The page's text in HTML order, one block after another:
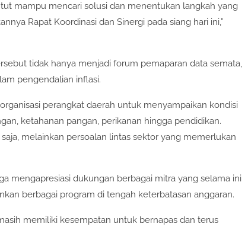
mampu mencari solusi dan menentukan langkah yang
Rapat Koordinasi dan Sinergi pada siang hari ini,”
tidak hanya menjadi forum pemaparan data semata,
pengendalian inflasi.
perangkat daerah untuk menyampaikan kondisi
ketahanan pangan, perikanan hingga pendidikan.
melainkan persoalan lintas sektor yang memerlukan
mengapresiasi dukungan berbagai mitra yang selama ini
berbagai program di tengah keterbatasan anggaran.
memiliki kesempatan untuk bernapas dan terus